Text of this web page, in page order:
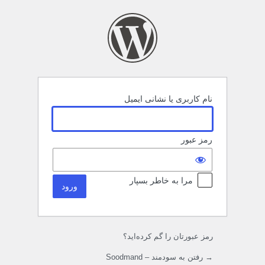
نام کاربری یا نشانی ایمیل
رمز عبور
مرا به خاطر بسپار
رمز عبورتان را گم کرده‌اید؟
→ رفتن به سودمند – Soodmand